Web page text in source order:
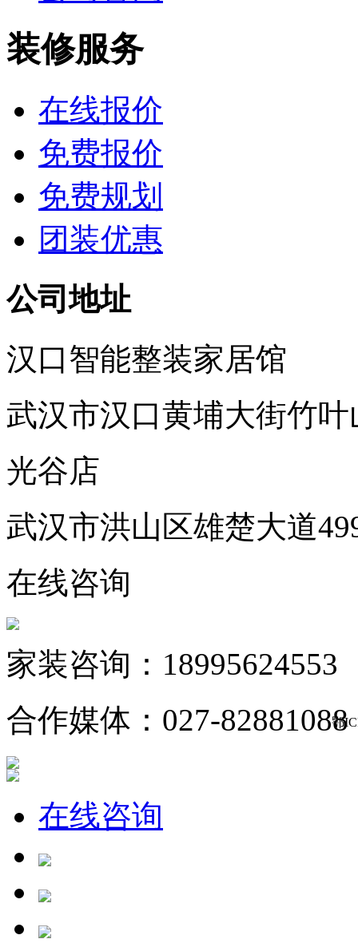
装修服务
在线报价
免费报价
免费规划
团装优惠
公司地址
汉口智能整装家居馆
武汉市汉口黄埔大街竹
光谷店
武汉市洪山区雄楚大道
在线咨询
家装咨询：18995624553
合作媒体：027-82881088
鄂
在线咨询